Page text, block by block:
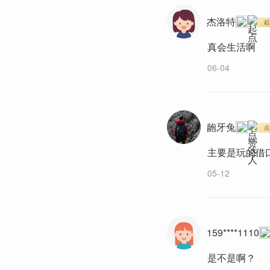
杰洛特
真会生活啊
06-04
龅牙兔
主要是玩的借
05-12
159****1110
是不是啊？